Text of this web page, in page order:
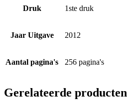
Druk 1ste druk
Jaar Uitgave 2012
Aantal pagina's 256 pagina's
Gerelateerde producten